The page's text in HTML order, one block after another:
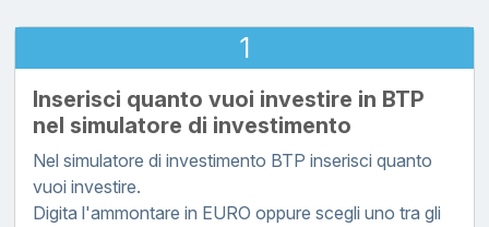
1
Inserisci quanto vuoi investire in BTP
nel simulatore di investimento
Nel simulatore di investimento BTP inserisci quanto
vuoi investire.
Digita l'ammontare in EURO oppure scegli uno tra gli